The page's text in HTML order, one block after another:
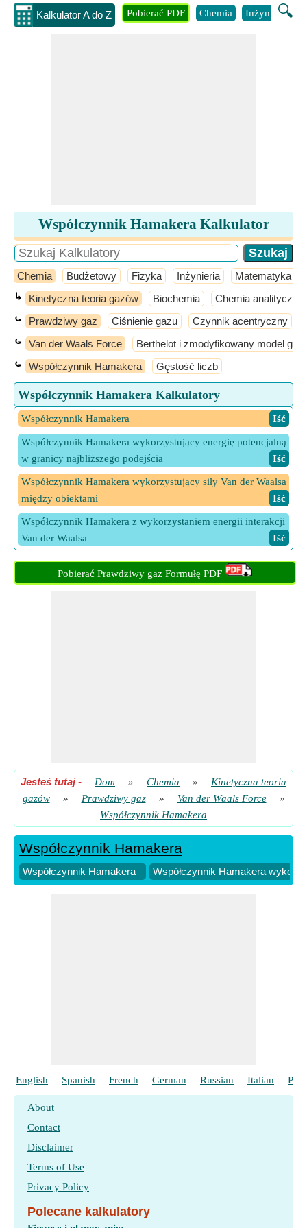
Kalkulator A do Z 🔍
Pobierać PDF Chemia Inżynieria
Współczynnik Hamakera Kalkulator
Chemia Budżetowy Fizyka Inżynieria Matematyka
↳ Kinetyczna teoria gazów Biochemia Chemia analityczna
⤿ Prawdziwy gaz Ciśnienie gazu Czynnik acentryczny
⤿ Van der Waals Force Berthelot i zmodyfikowany model
⤿ Współczynnik Hamakera Gęstość liczb
Współczynnik Hamakera Kalkulatory
Współczynnik Hamakera ​ Iść
Współczynnik Hamakera wykorzystujący energię potencjalną
w granicy najbliższego podejścia
​ Iść
Współczynnik Hamakera wykorzystujący siły Van der Waalsa
między obiektami
​ Iść
Współczynnik Hamakera z wykorzystaniem energii interakcji
Van der Waalsa
​ Iść
Pobierać Prawdziwy gaz Formułę PDF
Jesteś tutaj- Dom » Chemia »
Kinetyczna teoria
gazów
» Prawdziwy gaz » Van der Waals Force
»
Współczynnik Hamakera
Współczynnik Hamakera
Współczynnik Hamakera Współczynnik Hamakera
English Spanish French German Russian Italian
About
Contact
Disclaimer
Terms of Use
Privacy Policy
Polecane kalkulatory